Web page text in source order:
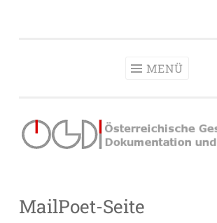
MENÜ
MailPoet-Seite